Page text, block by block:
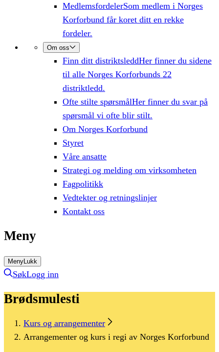
MedlemsfordelerSom medlem i Norges
Korforbund får koret ditt en rekke
fordeler.
Om oss
Finn ditt distriktsleddHer finner du sidene
til alle Norges Korforbunds 22
distriktledd.
Ofte stilte spørsmålHer finner du svar på
spørsmål vi ofte blir stilt.
Om Norges Korforbund
Styret
Våre ansatte
Strategi og melding om virksomheten
Fagpolitikk
Vedtekter og retningslinjer
Kontakt oss
Meny
MenyLukk
SøkLogg inn
Brødsmulesti
Kurs og arrangementer
Arrangementer og kurs i regi av Norges Korforbund